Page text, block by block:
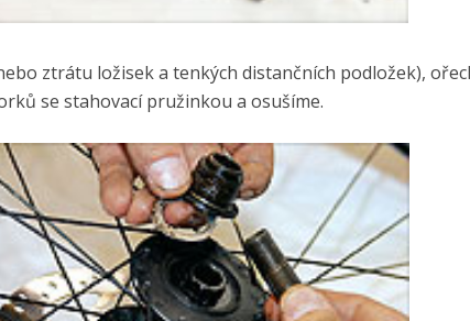
ztrátu ložisek a tenkých distančních podložek),
se stahovací pružinkou a osušíme.